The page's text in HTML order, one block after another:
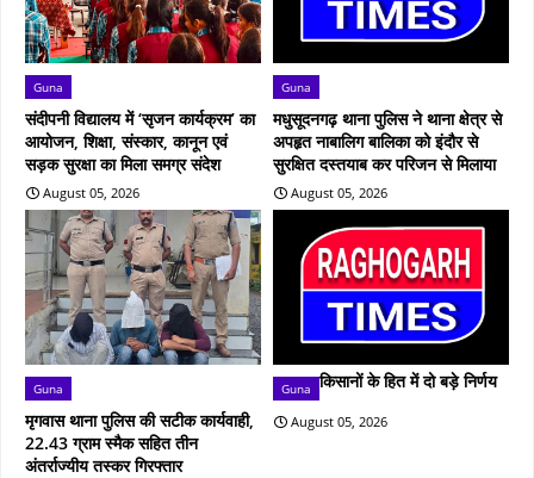
Guna
संदीपनी विद्यालय में ‘सृजन कार्यक्रम’ का
आयोजन, शिक्षा, संस्कार, कानून एवं
सड़क सुरक्षा का मिला समग्र संदेश
August 05, 2026
Guna
मधुसूदनगढ़ थाना पुलिस ने थाना क्षेत्र से
अपहृत नाबालिग बालिका को इंदौर से
सुरक्षित दस्तयाब कर परिजन से मिलाया
August 05, 2026
Guna
मृगवास थाना पुलिस की सटीक कार्यवाही,
22.43 ग्राम स्मैक सहित तीन
अंतर्राज्यीय तस्कर गिरफ्तार
Guna किसानों के हित में दो बड़े निर्णय
August 05, 2026